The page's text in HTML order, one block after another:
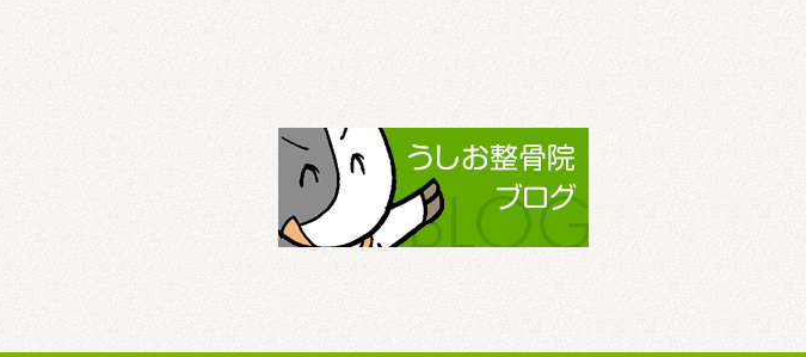
2021.7
2021.6
2021.5
2021.2